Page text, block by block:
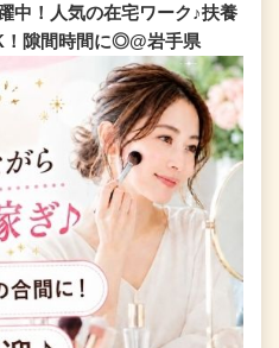
中！人気の在宅ワーク♪扶養
！隙間時間に◎@岩手県